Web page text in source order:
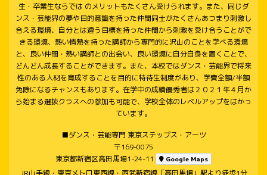
生・卒業生ならでは のメリットもたくさん受けられます。また、同じダ
ンス・芸能界の夢や目的意識を持った仲間同士がたくさんあつまり刺激し
合える環境、自分とは違う目標を持った仲間から刺激を受け合うことがで
きる環境、熱い情熱を持った講師から専門的に沢山のことを学べる環境
と、良い仲間・熱い講師との出会い、良い環境に自分自身を置くことで、
どんどん成長することができます。また、本校ではダンス・芸能界で将来
性のある人材を育成することを目的に特待生制度があり、学費全額/半額
免除になるチャンスもあります。在学中の成績優秀者は２０２１年４月か
ら始まる選抜クラスへの参加も可能で、学校全体のレベルアップをはかっ
ています。
■ダンス・芸能専門 東京ステップス・アーツ
〒169-0075
東京都新宿区高田馬場1-24-11
Google Maps
JR山手線・東京メトロ東西線・西武新宿線「高田馬場」駅より徒歩1分